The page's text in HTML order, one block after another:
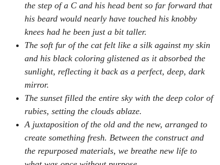
the step of a C and his head bent so far forward that
his beard would nearly have touched his knobby
knees had he been just a bit taller.
The soft fur of the cat felt like a silk against my skin
and his black coloring glistened as it absorbed the
sunlight, reflecting it back as a perfect, deep, dark
mirror.
The sunset filled the entire sky with the deep color of
rubies, setting the clouds ablaze.
A juxtaposition of the old and the new, arranged to
create something fresh. Between the construct and
the repurposed materials, we breathe new life to